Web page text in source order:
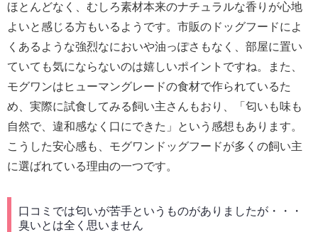
ほとんどなく、むしろ素材本来のナチュラルな香りが心地
よいと感じる方もいるようです。市販のドッグフードによ
くあるような強烈なにおいや油っぽさもなく、部屋に置い
ていても気にならないのは嬉しいポイントですね。また、
モグワンはヒューマングレードの食材で作られているた
め、実際に試食してみる飼い主さんもおり、「匂いも味も
自然で、違和感なく口にできた」という感想もあります。
こうした安心感も、モグワンドッグフードが多くの飼い主
に選ばれている理由の一つです。
口コミでは匂いが苦手というものがありましたが・・・
臭いとは全く思いません